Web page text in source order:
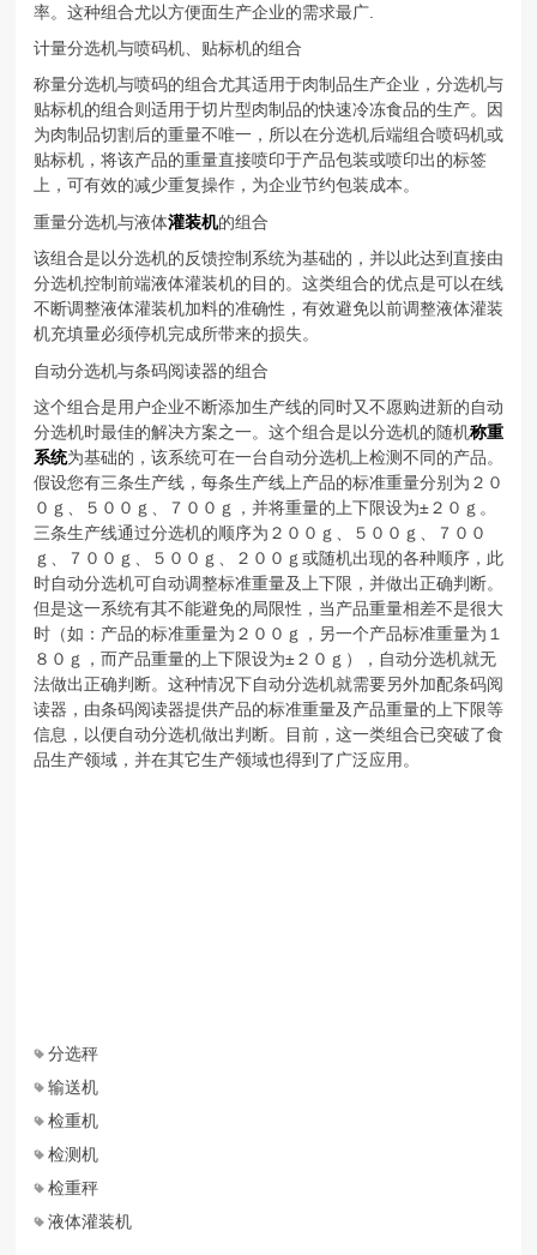
率。这种组合尤以方便面生产企业的需求最广.
计量分选机与喷码机、贴标机的组合
称量分选机与喷码的组合尤其适用于肉制品生产企业，分选机与
贴标机的组合则适用于切片型肉制品的快速冷冻食品的生产。因
为肉制品切割后的重量不唯一，所以在分选机后端组合喷码机或
贴标机，将该产品的重量直接喷印于产品包装或喷印出的标签
上，可有效的减少重复操作，为企业节约包装成本。
重量分选机与液体灌装机的组合
该组合是以分选机的反馈控制系统为基础的，并以此达到直接由
分选机控制前端液体灌装机的目的。这类组合的优点是可以在线
不断调整液体灌装机加料的准确性，有效避免以前调整液体灌装
机充填量必须停机完成所带来的损失。
自动分选机与条码阅读器的组合
这个组合是用户企业不断添加生产线的同时又不愿购进新的自动
分选机时最佳的解决方案之一。这个组合是以分选机的随机称重
系统为基础的，该系统可在一台自动分选机上检测不同的产品。
假设您有三条生产线，每条生产线上产品的标准重量分别为２０
０ｇ、５００ｇ、７００ｇ，并将重量的上下限设为±２０ｇ。
三条生产线通过分选机的顺序为２００ｇ、５００ｇ、７００
ｇ、７００ｇ、５００ｇ、２００ｇ或随机出现的各种顺序，此
时自动分选机可自动调整标准重量及上下限，并做出正确判断。
但是这一系统有其不能避免的局限性，当产品重量相差不是很大
时（如：产品的标准重量为２００ｇ，另一个产品标准重量为１
８０ｇ，而产品重量的上下限设为±２０ｇ），自动分选机就无
法做出正确判断。这种情况下自动分选机就需要另外加配条码阅
读器，由条码阅读器提供产品的标准重量及产品重量的上下限等
信息，以便自动分选机做出判断。目前，这一类组合已突破了食
品生产领域，并在其它生产领域也得到了广泛应用。
分选秤
输送机
检重机
检测机
检重秤
液体灌装机